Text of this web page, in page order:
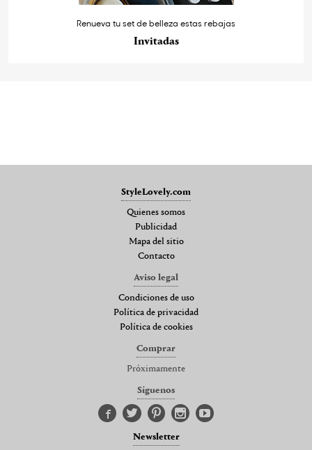
Renueva tu set de belleza estas rebajas
Invitadas
StyleLovely.com
Quienes somos
Publicidad
Mapa del sitio
Contacto
Aviso legal
Condiciones de uso
Política de privacidad
Política de cookies
Comprar
Próximamente
Síguenos
Newsletter